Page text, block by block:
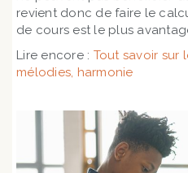
revient donc de faire le
de cours est le plus
Lire encore : Tout savoir sur
mélodies, harmonie